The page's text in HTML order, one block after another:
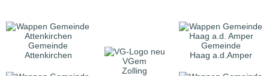
Gemeinde
Attenkirchen
VGem
Zolling
Gemeinde
Haag a.d.Amper